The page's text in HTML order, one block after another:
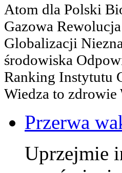
Atom dla Polski
Gazowa
Globalizacji
środowiska
Ranking Instytutu
Wiedza to zdrowie
Przerwa
Uprzejmie